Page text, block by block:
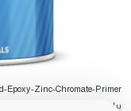
برايمر